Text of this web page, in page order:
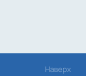
Наверх